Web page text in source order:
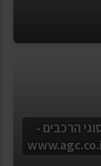
סוגי הרכבים -